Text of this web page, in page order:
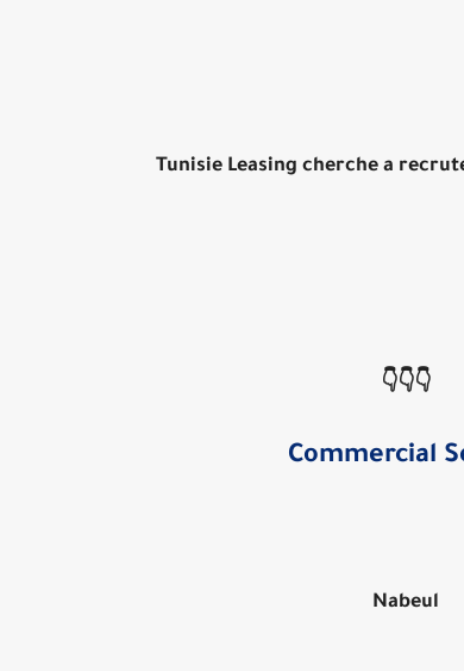
Tunisie Leasing cherche a
👇👇👇
Commercial
Nabeul